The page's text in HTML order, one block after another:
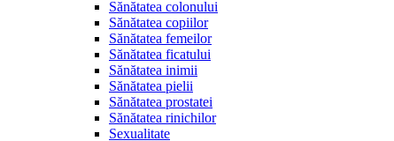
Sănătatea colonului
Sănătatea copiilor
Sănătatea femeilor
Sănătatea ficatului
Sănătatea inimii
Sănătatea pielii
Sănătatea prostatei
Sănătatea rinichilor
Sexualitate